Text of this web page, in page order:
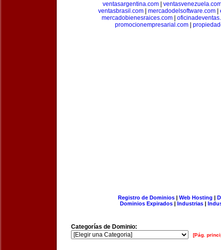
ventasargentina.com|
ventasbrasil.com
mercadodelsoftware.com
mercadobienesraices.com|
promocionempresarial.com|
Registro de Dominios| Web Hosting |
Dominios Expirados | Industrias |
Categorías de Dominio:
[Pág.